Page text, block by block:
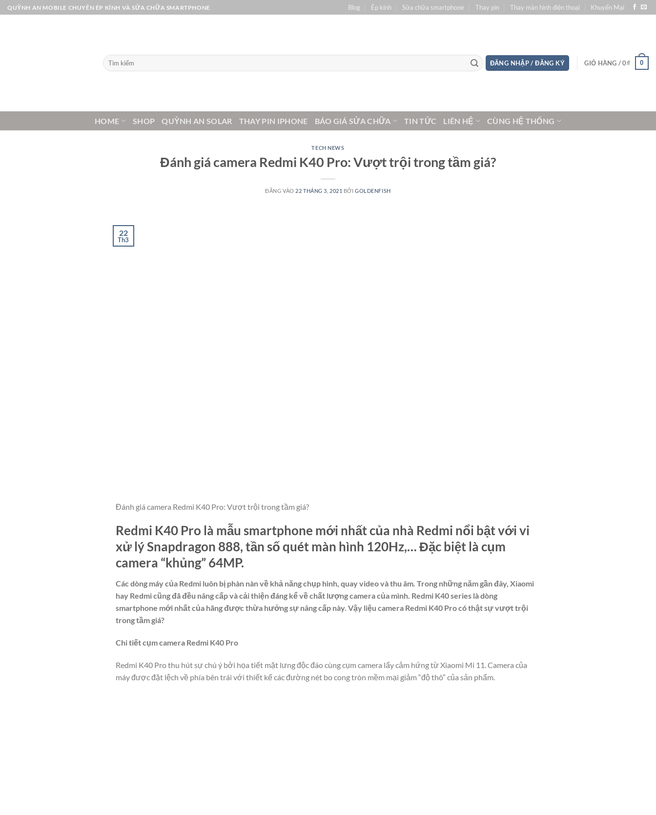
Bỏ
qua
QUỲNH AN MOBILE CHUYÊN ÉP KÍNH VÀ SỬA CHỮA SMARTPHONE Blog Ép kính Sửa chữa smartphone Thay pin Thay màn hình điện thoại Khuyến Mại
Tìm
kiếm:
ĐĂNG NHẬP / ĐĂNG KÝ GIỎ HÀNG /0₫ 0
HOME SHOP QUỲNH AN SOLAR THAY PIN IPHONE BÁO GIÁ SỬA CHỮA TIN TỨC LIÊN HỆ CÙNG HỆ THỐNG
TECH NEWS
Đánh giá camera Redmi K40 Pro: Vượt trội trong tầm giá?
ĐĂNG VÀO 22 THÁNG 3, 2021 BỞIGOLDENFISH
22
Th3
Đánh giá camera Redmi K40 Pro: Vượt trội trong tầm giá?
Redmi K40 Pro là mẫu smartphone mới nhất của nhà Redmi nổi bật với vi
xử lý Snapdragon 888, tần số quét màn hình 120Hz,… Đặc biệt là cụm
camera “khủng” 64MP.
Các dòng máy của Redmi luôn bị phàn nàn về khả năng chụp hình, quay video và thu âm. Trong những năm gần đây, Xiaomi
hay Redmi cũng đã đều nâng cấp và cải thiện đáng kể về chất lượng camera của mình. Redmi K40 series là dòng
smartphone mới nhất của hãng được thừa hưởng sự nâng cấp này. Vậy liệu camera Redmi K40 Pro có thật sự vượt trội
trong tầm giá?
Chi tiết cụm camera Redmi K40 Pro
Redmi K40 Pro thu hút sự chú ý bởi họa tiết mặt lưng độc đáo cùng cụm camera lấy cảm hứng từ Xiaomi Mi 11. Camera của
máy được đặt lệch về phía bên trái với thiết kế các đường nét bo cong tròn mềm mại giảm “độ thô” của sản phẩm.